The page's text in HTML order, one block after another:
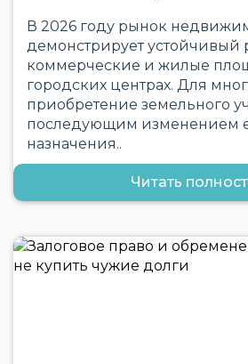
В 2026 году рынок
демонстрирует устойчивый
коммерческие и жилые
городских центрах. Для
приобретение земельного
последующим изменением
назначения..
Читать